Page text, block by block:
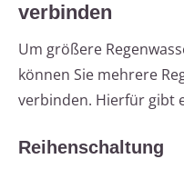
verbinden
Um größere
können Sie mehrere
verbinden. Hierfür gibt
Reihenschaltung